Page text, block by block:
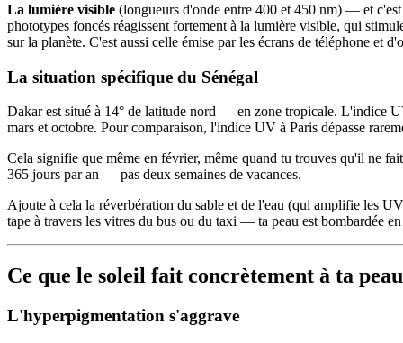
La lumière visible (longueurs d'onde entre 400 et 450 nm) — et
phototypes foncés réagissent fortement à la lumière visible, qui
sur la planète. C'est aussi celle émise par les écrans de téléphone et
La situation spécifique du Sénégal
Dakar est situé à 14° de latitude nord — en zone tropicale. L'indice
mars et octobre. Pour comparaison, l'indice UV à Paris dépasse
Cela signifie que même en février, même quand tu trouves qu'il ne
365 jours par an — pas deux semaines de vacances.
Ajoute à cela la réverbération du sable et de l'eau (qui amplifie les
tape à travers les vitres du bus ou du taxi — ta peau est bombardée
Ce que le soleil fait concrètement à ta
L'hyperpigmentation s'aggrave